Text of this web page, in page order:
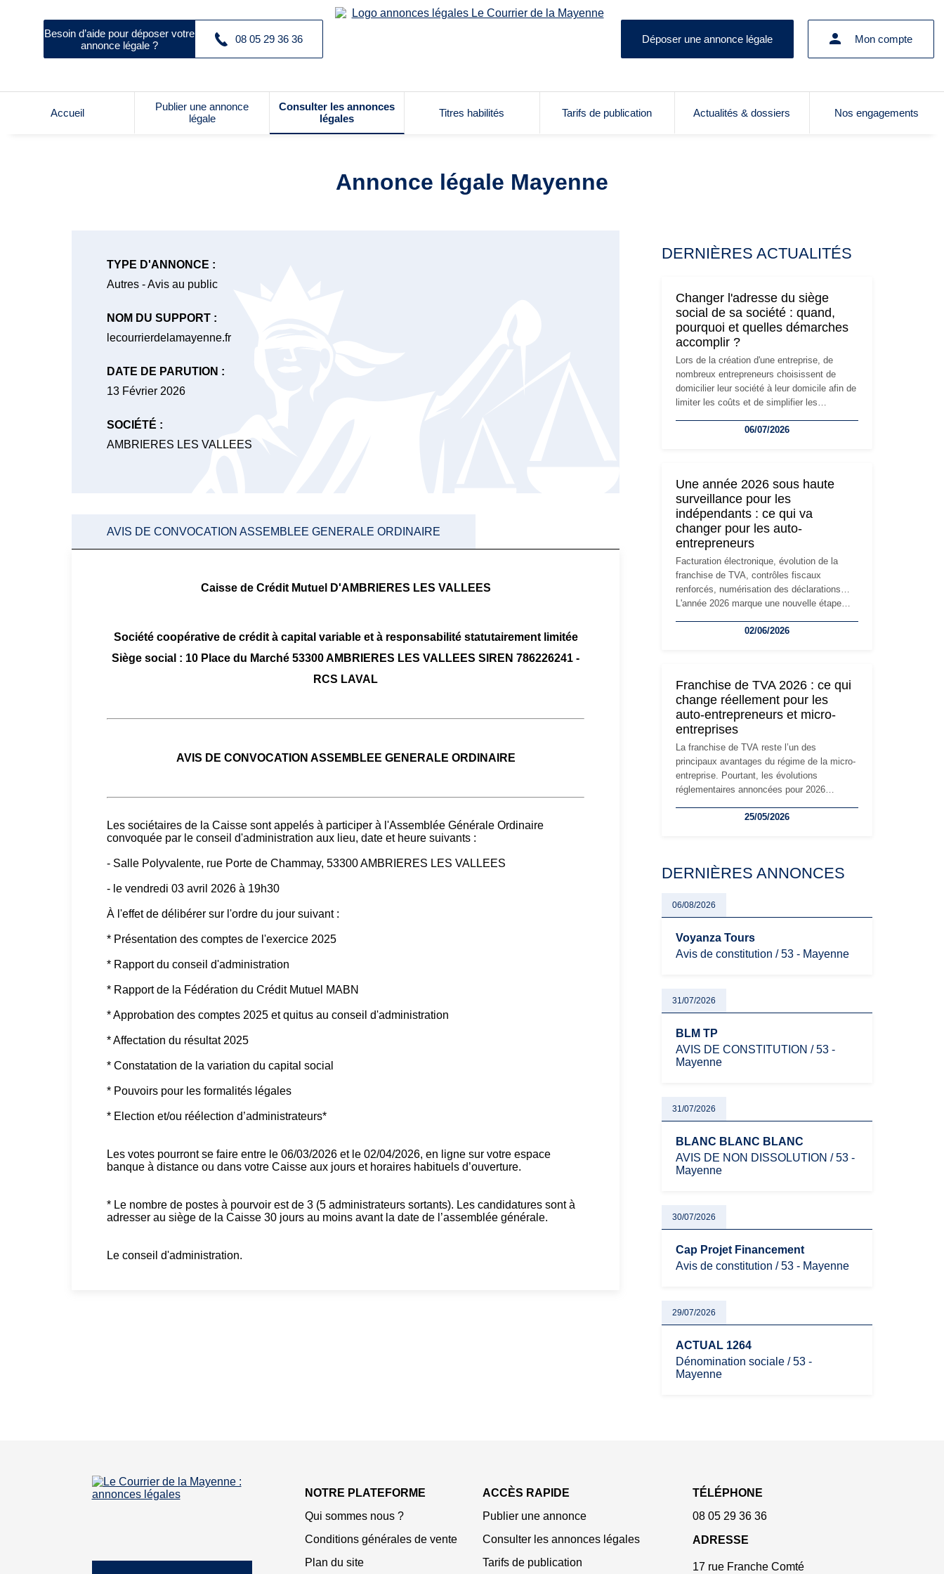
Besoin d’aide pour déposer votre
annonce légale ?
08 05 29 36 36 Déposer une annonce légale Mon compte
Accueil
Publier une annonce
légale
Consulter les annonces
légales
Titres habilités Tarifs de publication Actualités & dossiers Nos engagements
Annonce légale Mayenne
TYPE D'ANNONCE :
Autres - Avis au public
NOM DU SUPPORT :
lecourrierdelamayenne.fr
DATE DE PARUTION :
13 Février 2026
SOCIÉTÉ :
AMBRIERES LES VALLEES
AVIS DE CONVOCATION ASSEMBLEE GENERALE ORDINAIRE
Caisse de Crédit Mutuel D'AMBRIERES LES VALLEES
Société coopérative de crédit à capital variable et à responsabilité statutairement limitée
Siège social : 10 Place du Marché 53300 AMBRIERES LES VALLEES SIREN 786226241 -
RCS LAVAL
AVIS DE CONVOCATION ASSEMBLEE GENERALE ORDINAIRE
Les sociétaires de la Caisse sont appelés à participer à l'Assemblée Générale Ordinaire
convoquée par le conseil d'administration aux lieu, date et heure suivants :
- Salle Polyvalente, rue Porte de Chammay, 53300 AMBRIERES LES VALLEES
- le vendredi 03 avril 2026 à 19h30
À l'effet de délibérer sur l'ordre du jour suivant :
* Présentation des comptes de l'exercice 2025
* Rapport du conseil d'administration
* Rapport de la Fédération du Crédit Mutuel MABN
* Approbation des comptes 2025 et quitus au conseil d'administration
* Affectation du résultat 2025
* Constatation de la variation du capital social
* Pouvoirs pour les formalités légales
* Election et/ou réélection d’administrateurs*
Les votes pourront se faire entre le 06/03/2026 et le 02/04/2026, en ligne sur votre espace
banque à distance ou dans votre Caisse aux jours et horaires habituels d’ouverture.
* Le nombre de postes à pourvoir est de 3 (5 administrateurs sortants). Les candidatures sont à
adresser au siège de la Caisse 30 jours au moins avant la date de l’assemblée générale.
Le conseil d'administration.
DERNIÈRES ACTUALITÉS
Changer l'adresse du siège
social de sa société : quand,
pourquoi et quelles démarches
accomplir ?
Lors de la création d'une entreprise, de
nombreux entrepreneurs choisissent de
domicilier leur société à leur domicile afin de
limiter les coûts et de simplifier les
l'activité, cette solution peut rapidement
siège social répond souvent à une nouvelle
étape de la vie de l'entreprise et implique
plusieurs formalités obligatoires.
06/07/2026
Une année 2026 sous haute
surveillance pour les
indépendants : ce qui va
changer pour les auto-
entrepreneurs
Facturation électronique, évolution de la
franchise de TVA, contrôles fiscaux
renforcés, numérisation des déclarations…
L'année 2026 marque une nouvelle étape
travailleurs indépendants. Si le régime de la
réglementaire plus exigeant. Décryptage des
principaux changements et des précautions
à prendre pour éviter les mauvaises
surprises.
02/06/2026
Franchise de TVA 2026 : ce qui
change réellement pour les
auto-entrepreneurs et micro-
entreprises
La franchise de TVA reste l’un des
principaux avantages du régime de la micro-
entreprise. Pourtant, les évolutions
réglementaires annoncées pour 2026
les auto-entrepreneurs, artisans et
évoluent dans un contexte de contrôle
oblige les indépendants à rester
particulièrement vigilants.
25/05/2026
DERNIÈRES ANNONCES
06/08/2026
Voyanza Tours
Avis de constitution / 53 - Mayenne
31/07/2026
BLM TP
AVIS DE CONSTITUTION / 53 -
Mayenne
31/07/2026
BLANC BLANC BLANC
AVIS DE NON DISSOLUTION / 53 -
Mayenne
30/07/2026
Cap Projet Financement
Avis de constitution / 53 - Mayenne
29/07/2026
ACTUAL 1264
Dénomination sociale / 53 -
Mayenne
NOTRE PLATEFORME
Qui sommes nous ?
Conditions générales de vente
Plan du site
ACCÈS RAPIDE
Publier une annonce
Consulter les annonces légales
Tarifs de publication
TÉLÉPHONE
08 05 29 36 36
ADRESSE
17 rue Franche Comté